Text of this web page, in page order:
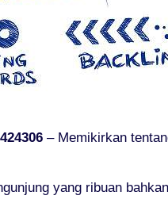
– Memikirkan
yang ribuan